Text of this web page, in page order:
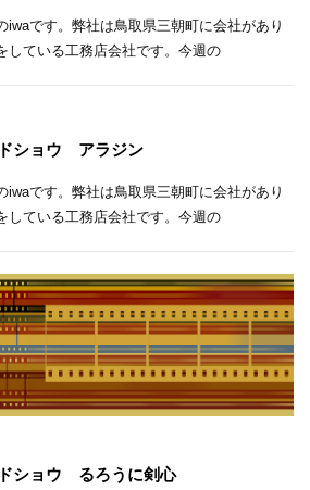
iwaです。弊社は鳥取県三朝町に会社があり
している工務店会社です。今週の
ショウ アラジン
iwaです。弊社は鳥取県三朝町に会社があり
している工務店会社です。今週の
ショウ るろうに剣心